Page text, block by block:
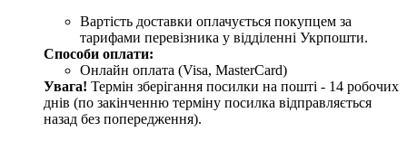
Вартість доставки оплачується покупцем за
тарифами перевізника у відділенні Укрпошти.
Способи оплати:
Онлайн оплата (Visa, MasterCard)
Увага! Термін зберігання посилки на пошті - 14 робочих
днів (по закінченню терміну посилка відправляється
назад без попередження).